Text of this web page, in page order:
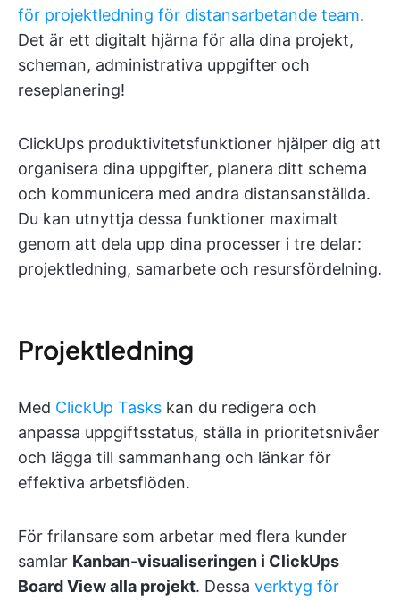
för projektledning för distansarbetande team.
Det är ett digitalt hjärna för alla dina projekt,
scheman, administrativa uppgifter och
reseplanering!
ClickUps produktivitetsfunktioner hjälper dig att
organisera dina uppgifter, planera ditt schema
och kommunicera med andra distansanställda.
Du kan utnyttja dessa funktioner maximalt
genom att dela upp dina processer i tre delar:
projektledning, samarbete och resursfördelning.
Projektledning
Med ClickUp Tasks kan du redigera och
anpassa uppgiftsstatus, ställa in prioritetsnivåer
och lägga till sammanhang och länkar för
effektiva arbetsflöden.
För frilansare som arbetar med flera kunder
samlar Kanban-visualiseringen i ClickUps
Board View alla projekt. Dessa verktyg för